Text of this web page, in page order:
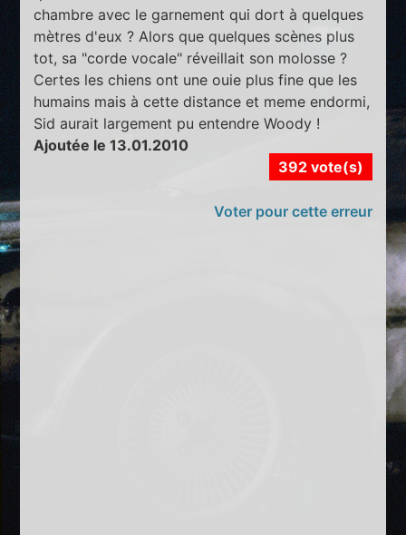
chambre avec le garnement qui dort à quelques
mètres d'eux ? Alors que quelques scènes plus
tot, sa "corde vocale" réveillait son molosse ?
Certes les chiens ont une ouie plus fine que les
humains mais à cette distance et meme endormi,
Sid aurait largement pu entendre Woody !
Ajoutée le 13.01.2010
392 vote(s)
Voter pour cette erreur